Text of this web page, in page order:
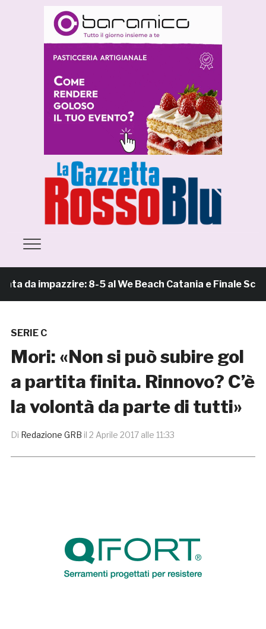
da impazzire: 8-5 al We Beach Catania e Finale
SERIE C
Mori: «Non si può subire gol
a partita finita. Rinnovo? C’è
la volontà da parte di tutti»
Di Redazione GRB il 2 Aprile 2017 alle 11:33